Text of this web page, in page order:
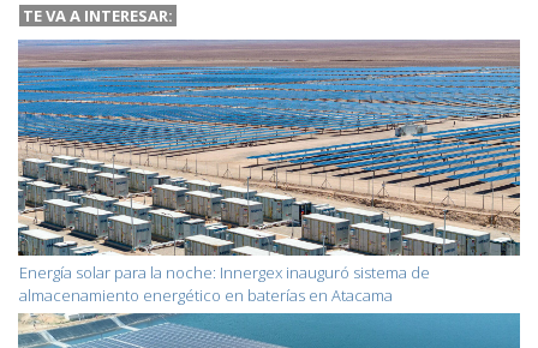
TE VA A INTERESAR:
Energía solar para la noche: Innergex inauguró sistema de
almacenamiento energético en baterías en Atacama